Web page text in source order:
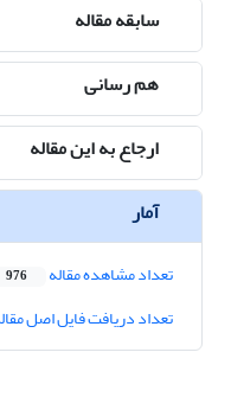
سابقه مقاله
هم رسانی
ارجاع به این مقاله
آمار
تعداد مشاهده مقاله 976
تعداد دریافت فایل اصل